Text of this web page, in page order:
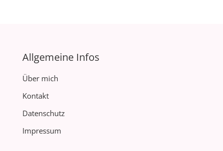
Allgemeine Infos
Über mich
Kontakt
Datenschutz
Impressum